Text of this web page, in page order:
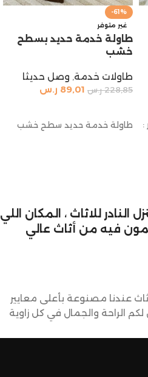
:
-61%
غير متوفر
طاولة خدمة حديد بسطح
خشب
طاولات خدمة, وصل حديثا
228,85 ر.س 89,01 ر.س
طاولة خدمة حديد سطح خشب
للاثاث ، المكان اللي
فيه من أثاث عالي
عندنا مصنوعة بأعلى معايير
الراحة والجمال في كل زاوية
تدورون كثير علشان تلقون